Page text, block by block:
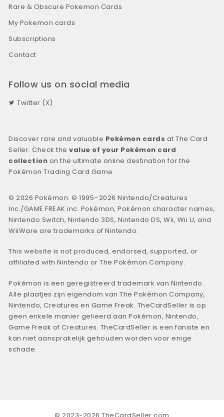
Rare & Obscure Pokemon Cards
My Pokemon cards
Subscriptions
Contact
Follow us on social media
Twitter (X)
Discover rare and valuable Pokémon cards at The Card
Seller. Check thevalue of your Pokémon card
collection on the ultimate online destination for the
Pokémon Trading Card Game.
© 2026 Pokémon. © 1995–2026 Nintendo/Creatures
Inc./GAME FREAK inc. Pokémon, Pokémon character names,
Nintendo Switch, Nintendo 3DS, Nintendo DS, Wii, Wii U, and
WiiWare are trademarks of Nintendo.
This website is not produced, endorsed, supported, or
affiliated with Nintendo or The Pokémon Company.
Pokémon is een geregistreerd trademark van Nintendo.
Alle plaatjes zijn eigendom van The Pokémon Company,
Nintendo, Creatures en Game Freak. TheCardSeller is op
geen enkele manier gelieerd aan Pokémon, Nintendo,
Game Freak of Creatures. TheCardSeller is een fansite en
kan niet aansprakelijk gehouden worden voor enige
schade.
© 2023-2026 TheCardSeller.com